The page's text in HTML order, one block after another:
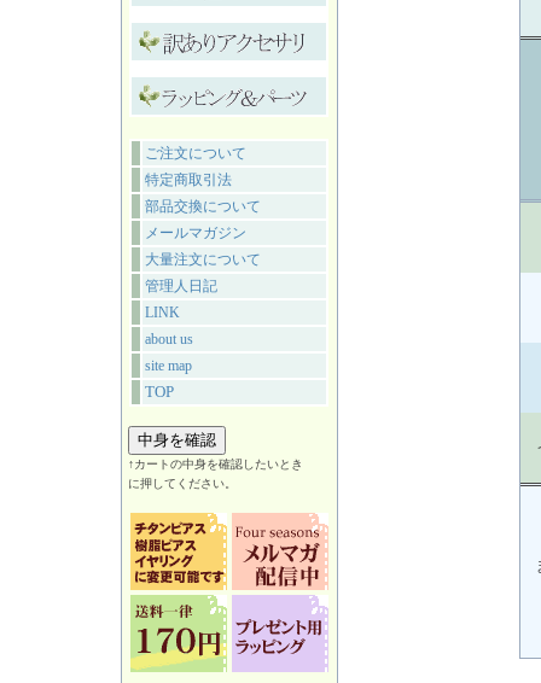
ご注文について
特定商取引法
部品交換について
メールマガジン
大量注文について
管理人日記
LINK
about us
site map
TOP
↑カートの中身を確認したいとき
に押してください。